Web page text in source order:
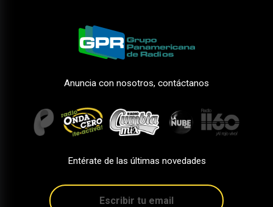
Anuncia con nosotros, contáctanos
Entérate de las últimas novedades